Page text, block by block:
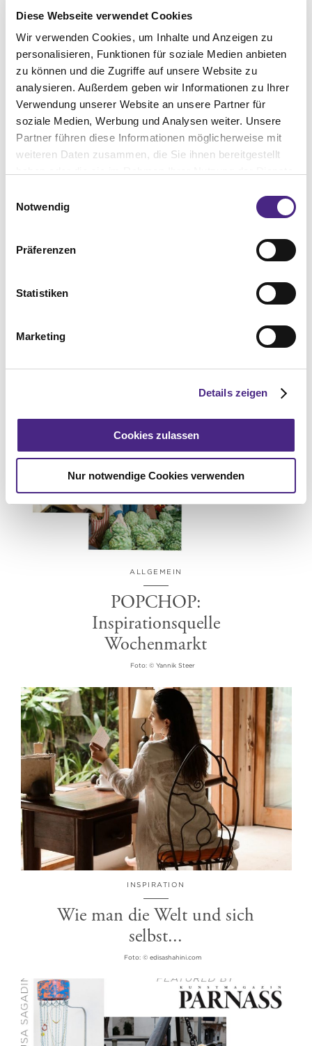
Diese Webseite verwendet Cookies
Wir verwenden Cookies, um Inhalte und Anzeigen zu
personalisieren, Funktionen für soziale Medien anbieten
zu können und die Zugriffe auf unsere Website zu
analysieren. Außerdem geben wir Informationen zu Ihrer
Verwendung unserer Website an unsere Partner für
soziale Medien, Werbung und Analysen weiter. Unsere
Partner führen diese Informationen möglicherweise mit
weiteren Daten zusammen, die Sie ihnen bereitgestellt
Cookies, wenn Sie unsere Webseite weiterhin nutzen.
Notwendig
Präferenzen
Statistiken
Marketing
Details zeigen
Cookies zulassen
Nur notwendige Cookies verwenden
LIFESTYLE
ALLGEMEIN
POPCHOP:
Inspirationsquelle
Wochenmarkt
Foto: © Yannik Steer
INSPIRATION
Wie man die Welt und sich
selbst...
Foto: © edisashahini.com